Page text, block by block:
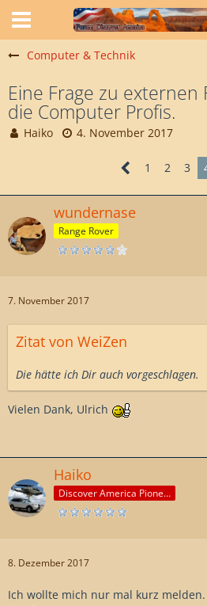
Computer & Technik
Eine Frage zu externen
die Computer Profis.
Haiko 4. November 2017
1 2 3
wundernase
Range Rover
7. November 2017
Zitat von WeiZen
Die hätte ich Dir auch vorgeschlagen.
Vielen Dank, Ulrich
Haiko
Discover America Pioneer
8. Dezember 2017
Ich wollte mich nur mal kurz melden.